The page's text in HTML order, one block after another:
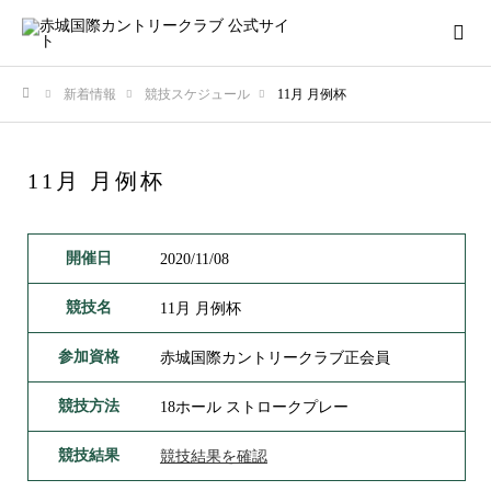
新着情報 競技スケジュール 11月 月例杯
11月 月例杯
開催日 2020/11/08
競技名 11月 月例杯
参加資格 赤城国際カントリークラブ正会員
競技方法 18ホール ストロークプレー
競技結果 競技結果を確認